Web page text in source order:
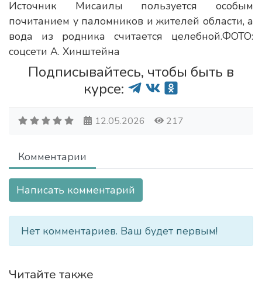
Источник Мисаилы пользуется особым
почитанием у паломников и жителей области, а
вода из родника считается целебной.ФОТО:
соцсети А. Хинштейна
Подписывайтесь, чтобы быть в
курсе:
12.05.2026 217
Комментарии
Написать комментарий
Нет комментариев. Ваш будет первым!
Читайте также